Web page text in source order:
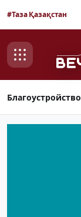
#Таза Қазақстан
Благоустройство